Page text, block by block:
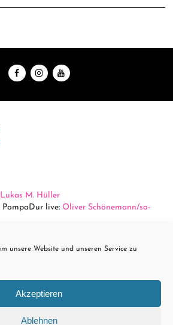
unsere Website und unseren Service zu
Akzeptieren
Ablehnen
Lukas M. Hüller
live: Oliver Schönemann/so-
powered by...